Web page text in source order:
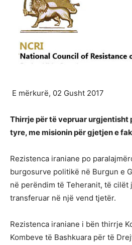
E mërkurë, 02 Gusht 2017
Thirrje për të vepruar urgjentisht
tyre, me misionin për gjetjen e
Rezistenca iraniane po
burgosurve politikë në Burgun e
në perëndim të Teheranit, të cilët
transferuar në një vend tjetër.
Rezistenca iraniane i bën thirrje
Kombeve të Bashkuara për të